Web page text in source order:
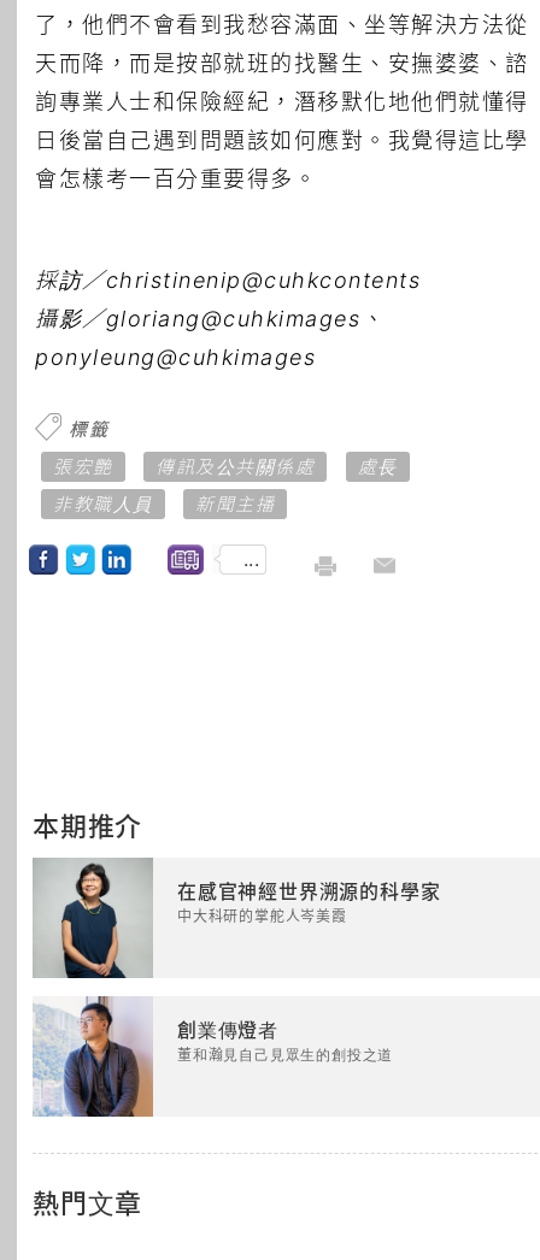
了，他們不會看到我愁容滿面、坐等解決方法從
天而降，而是按部就班的找醫生、安撫婆婆、諮
詢專業人士和保險經紀，潛移默化地他們就懂得
日後當自己遇到問題該如何應對。我覺得這比學
會怎樣考一百分重要得多。
採訪／christinenip@cuhkcontents
攝影／gloriang@cuhkimages、
ponyleung@cuhkimages
標籤
張宏艷
傳訊及公共關係處
處長
非教職人員
新聞主播
...
本期推介
在感官神經世界溯源的科學家
中大科研的掌舵人岑美霞
創業傳燈者
董和瀚見自己見眾生的創投之道
熱門文章